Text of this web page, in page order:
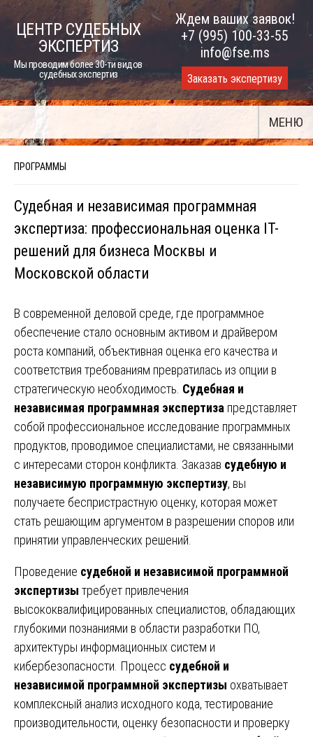
Skip
ЦЕНТР СУДЕБНЫХ
ЭКСПЕРТИЗ
Мы проводим более 30-ти видов
судебных экспертиз
Ждем ваших заявок!
+7 (995) 100-33-55
info@fse.ms
Заказать экспертизу
МЕНЮ
ПРОГРАММЫ
Судебная и независимая программная
экспертиза: профессиональная оценка IT-
решений для бизнеса Москвы и
Московской области
В современной деловой среде, где программное
обеспечение стало основным активом и драйвером
роста компаний, объективная оценка его качества и
соответствия требованиям превратилась из опции в
стратегическую необходимость. Судебная и
независимая программная экспертиза представляет
собой профессиональное исследование программных
продуктов, проводимое специалистами, не связанными
с интересами сторон конфликта. Заказав судебную и
независимую программную экспертизу, вы
получаете беспристрастную оценку, которая может
стать решающим аргументом в разрешении споров или
принятии управленческих решений.
Проведение судебной и независимой программной
экспертизы требует привлечения
высококвалифицированных специалистов, обладающих
глубокими познаниями в области разработки ПО,
архитектуры информационных систем и
кибербезопасности. Процесс судебной и
независимой программной экспертизы охватывает
комплексный анализ исходного кода, тестирование
производительности, оценку безопасности и проверку